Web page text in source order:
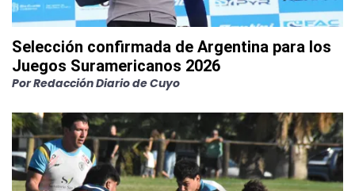
Selección confirmada de Argentina para los
Juegos Suramericanos 2026
PorRedacción Diario de Cuyo